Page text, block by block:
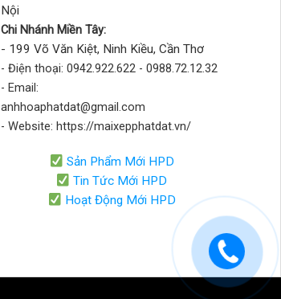
Nội
Chi Nhánh Miền Tây:
- 199 Võ Văn Kiệt, Ninh Kiều, Cần Thơ
- Điện thoại: 0942.922.622 - 0988.72.12.32
- Email:
anhhoaphatdat@gmail.com
- Website: https://maixepphatdat.vn/
Sản Phẩm Mới HPD
Tin Tức Mới HPD
Hoạt Động Mới HPD